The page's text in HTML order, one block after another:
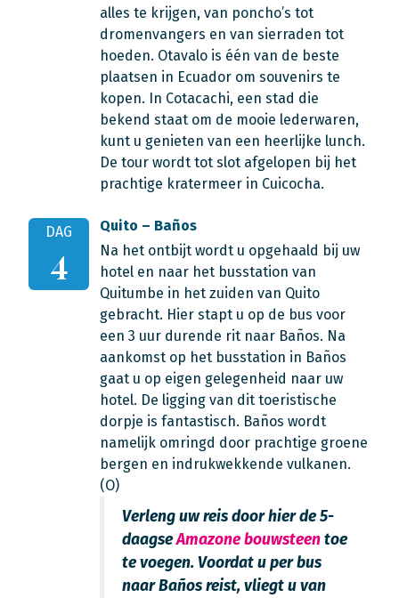
alles te krijgen, van poncho’s tot
dromenvangers en van sierraden tot
hoeden. Otavalo is één van de beste
plaatsen in Ecuador om souvenirs te
kopen. In Cotacachi, een stad die
bekend staat om de mooie lederwaren,
kunt u genieten van een heerlijke lunch.
De tour wordt tot slot afgelopen bij het
prachtige kratermeer in Cuicocha.
DAG
4
Quito – Baños
Na het ontbijt wordt u opgehaald bij uw
hotel en naar het busstation van
Quitumbe in het zuiden van Quito
gebracht. Hier stapt u op de bus voor
een 3 uur durende rit naar Baños. Na
aankomst op het busstation in Baños
gaat u op eigen gelegenheid naar uw
hotel. De ligging van dit toeristische
dorpje is fantastisch. Baños wordt
namelijk omringd door prachtige groene
bergen en indrukwekkende vulkanen.
(O)
Verleng uw reis door hier de 5-
daagseAmazone bouwsteentoe
te voegen. Voordat u per bus
naar Baños reist, vliegt u van